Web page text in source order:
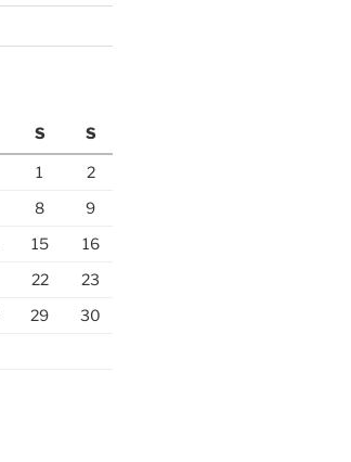
S S
1
2
8
9
15
16
22
23
29
30